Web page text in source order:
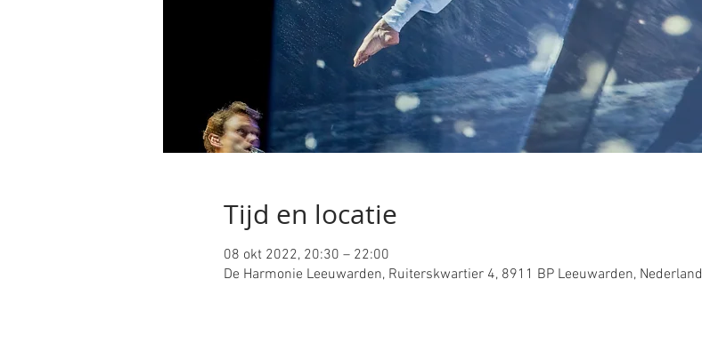
Tijd en locatie
08 okt 2022, 20:30 – 22:00
De Harmonie Leeuwarden, Ruiterskwartier 4, 8911 BP Leeuwarden, Nederland